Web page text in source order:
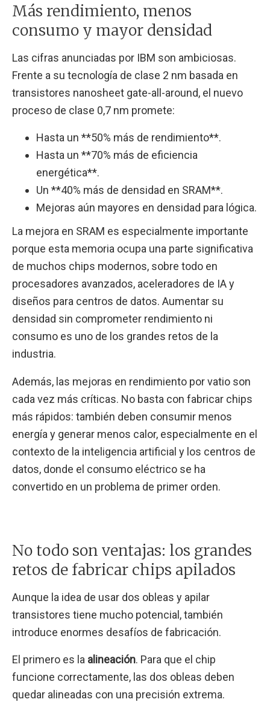
Más rendimiento, menos
consumo y mayor densidad
Las cifras anunciadas por IBM son ambiciosas.
Frente a su tecnología de clase 2 nm basada en
transistores nanosheet gate-all-around, el nuevo
proceso de clase 0,7 nm promete:
Hasta un **50% más de rendimiento**.
Hasta un **70% más de eficiencia
energética**.
Un **40% más de densidad en SRAM**.
Mejoras aún mayores en densidad para lógica.
La mejora en SRAM es especialmente importante
porque esta memoria ocupa una parte significativa
de muchos chips modernos, sobre todo en
procesadores avanzados, aceleradores de IA y
diseños para centros de datos. Aumentar su
densidad sin comprometer rendimiento ni
consumo es uno de los grandes retos de la
industria.
Además, las mejoras en rendimiento por vatio son
cada vez más críticas. No basta con fabricar chips
más rápidos: también deben consumir menos
energía y generar menos calor, especialmente en el
contexto de la inteligencia artificial y los centros de
datos, donde el consumo eléctrico se ha
convertido en un problema de primer orden.
No todo son ventajas: los grandes
retos de fabricar chips apilados
Aunque la idea de usar dos obleas y apilar
transistores tiene mucho potencial, también
introduce enormes desafíos de fabricación.
El primero es la alineación. Para que el chip
funcione correctamente, las dos obleas deben
quedar alineadas con una precisión extrema.